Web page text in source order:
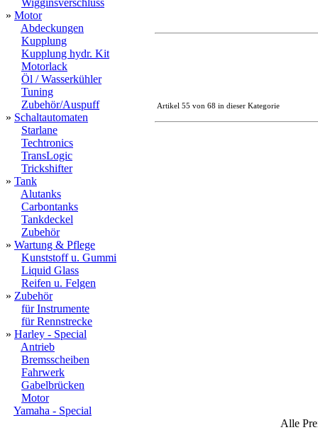
Wigginsverschluss
» Motor
Abdeckungen
Kupplung
Kupplung hydr. Kit
Motorlack
Öl / Wasserkühler
Tuning
Zubehör/Auspuff
» Schaltautomaten
Starlane
Techtronics
TransLogic
Trickshifter
» Tank
Alutanks
Carbontanks
Tankdeckel
Zubehör
» Wartung & Pflege
Kunststoff u. Gummi
Liquid Glass
Reifen u. Felgen
» Zubehör
für Instrumente
für Rennstrecke
» Harley - Special
Antrieb
Bremsscheiben
Fahrwerk
Gabelbrücken
Motor
Yamaha - Special
Artikel 55 von 68 in dieser Kategorie
Alle